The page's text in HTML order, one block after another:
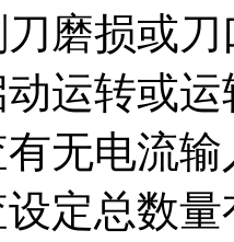
损或刀
运转或
电流输
总数量